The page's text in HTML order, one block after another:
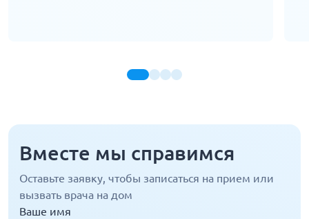
Вместе мы справимся
Оставьте заявку, чтобы записаться на прием или
вызвать врача на дом
Ваше имя